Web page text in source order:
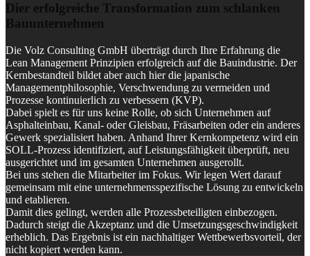
Dier erfolgreiche Transformation zum schlanken
Bauunternehmen
Die Volz Consulting GmbH überträgt durch Ihre Erfahrung die
Lean Management Prinzipien erfolgreich auf die Bauindustrie. Der
Kernbestandteil bildet aber auch hier die japanische
Managementphilosophie, Verschwendung zu vermeiden und
Prozesse kontinuierlich zu verbessern (KVP).
Dabei spielt es für uns keine Rolle, ob sich Unternehmen auf
Asphalteinbau, Kanal- oder Gleisbau, Fräsarbeiten oder ein anderes
Gewerk spezialisiert haben. Anhand Ihrer Kernkompetenz wird ein
SOLL-Prozess identifiziert, auf Leistungsfähigkeit überprüft, neu
ausgerichtet und im gesamten Unternehmen ausgerollt.
Bei uns stehen die Mitarbeiter im Fokus. Wir legen Wert darauf
gemeinsam mit eine unternehmensspezifische Lösung zu entwickeln
und etablieren.
Damit dies gelingt, werden alle Prozessbeteiligten einbezogen.
Dadurch steigt die Akzeptanz und die Umsetzungsgeschwindigkeit
erheblich. Das Ergebnis ist ein nachhaltiger Wettbewerbsvorteil, der
nicht kopiert werden kann.